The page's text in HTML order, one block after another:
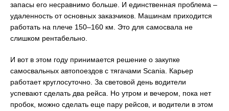
запасы его несравнимо больше. И единственная проблема –
удаленность от основных заказчиков. Машинам приходится
работать на плече 150–160 км. Это для самосвала не
слишком рентабельно.
И вот в этом году принимается решение о закупке
самосвальных автопоездов с тягачами Scania. Карьер
работает круглосуточно. За световой день водители
успевают сделать два рейса. Но утром и вечером, пока нет
пробок, можно сделать еще пару рейсов, и водители в этом